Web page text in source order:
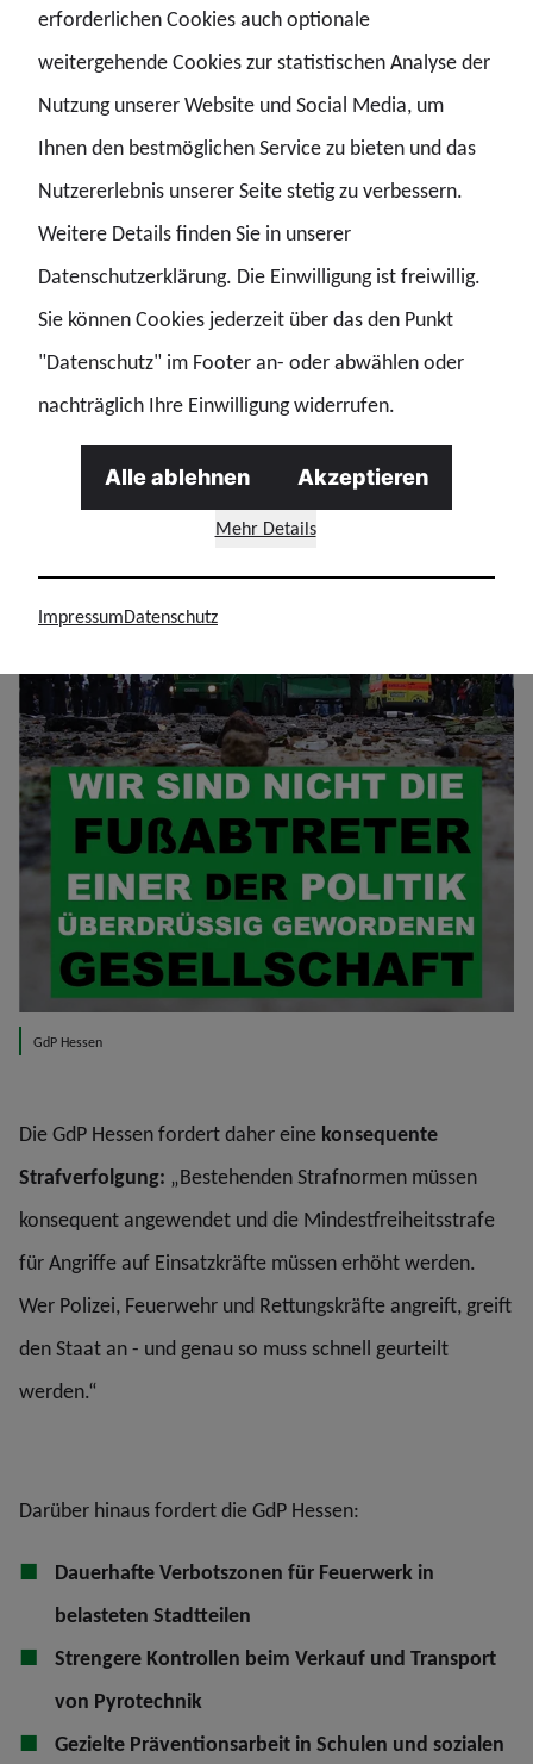
GdP Hessen
„Unsere Einsatzkonzepte haben sich
bewährt. Aber es ist illusorisch zu
Silvesternacht mit noch mehr
Personal bewältigen können.“
Jens Mohrherr, Landesvorsitzender der GdP Hessen
GdP Hessen
Die GdP Hessen fordert daher eine konsequente
Strafverfolgung: „Bestehenden Strafnormen müssen
konsequent angewendet und die Mindestfreiheitsstrafe
für Angriffe auf Einsatzkräfte müssen erhöht werden.
Wer Polizei, Feuerwehr und Rettungskräfte angreift, greift
den Staat an - und genau so muss schnell geurteilt
werden.“
Darüber hinaus fordert die GdP Hessen:
Dauerhafte Verbotszonen für Feuerwerk in
belasteten Stadtteilen
Strengere Kontrollen beim Verkauf und Transport
von Pyrotechnik
Gezielte Präventionsarbeit in Schulen und sozialen
erforderlichen Cookies auch optionale
weitergehende Cookies zur statistischen Analyse der
Nutzung unserer Website und Social Media, um
Ihnen den bestmöglichen Service zu bieten und das
Nutzererlebnis unserer Seite stetig zu verbessern.
Weitere Details finden Sie in unserer
Datenschutzerklärung. Die Einwilligung ist freiwillig.
Sie können Cookies jederzeit über das den Punkt
"Datenschutz" im Footer an- oder abwählen oder
nachträglich Ihre Einwilligung widerrufen.
Mehr Details
Alle ablehnen Akzeptieren
ImpressumDatenschutz